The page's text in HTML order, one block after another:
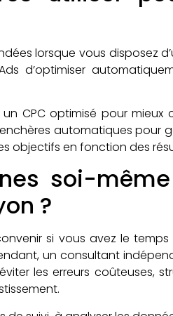
lorsque vous disposez
d’optimiser
CPC optimisé pour mieux
automatiques pour
objectifs en fonction des
soi-
?
si vous avez le
un consultant
les erreurs coûteuses,